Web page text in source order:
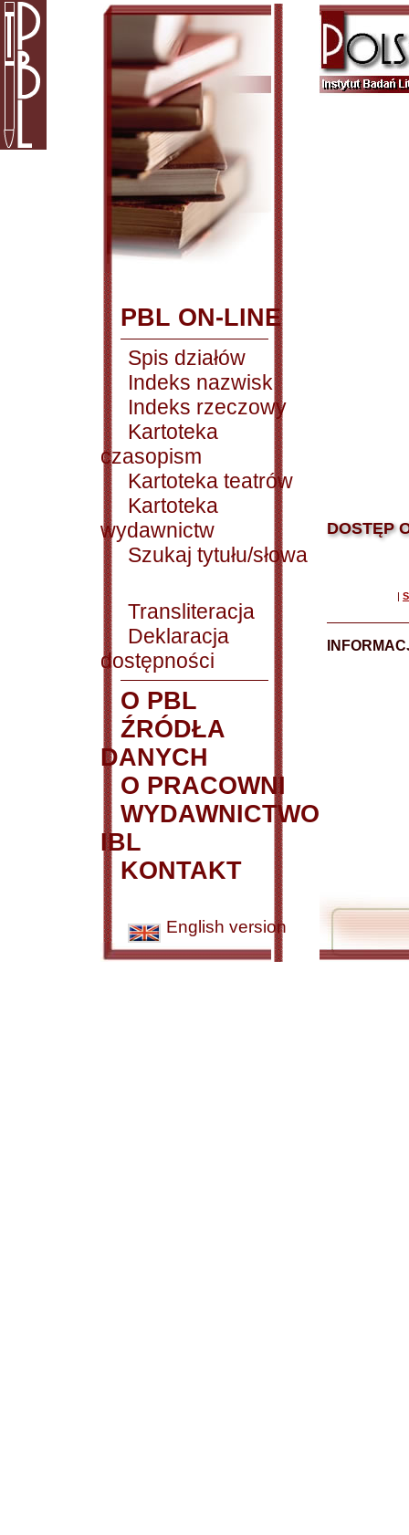
PBL ON-LINE
Spis działów
Indeks nazwisk
Indeks rzeczowy
Kartoteka
czasopism
Kartoteka teatrów
Kartoteka
wydawnictw
Szukaj tytułu/słowa
Transliteracja
Deklaracja
dostępności
O PBL
ŹRÓDŁA
DANYCH
O PRACOWNI
WYDAWNICTWO
IBL
KONTAKT
English version
DOSTĘP
|